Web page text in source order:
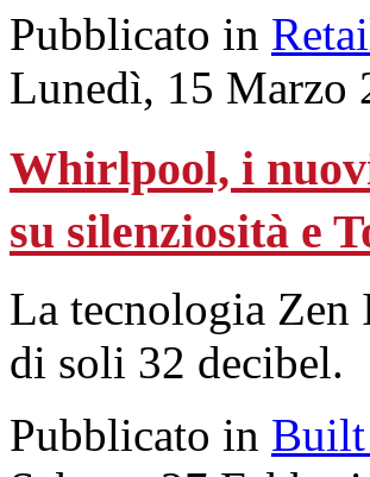
Pubblicato in
Lunedì, 15 Marzo
Whirlpool, i
su silenziosità e
La tecnologia
di soli 32 decibel.
Pubblicato in